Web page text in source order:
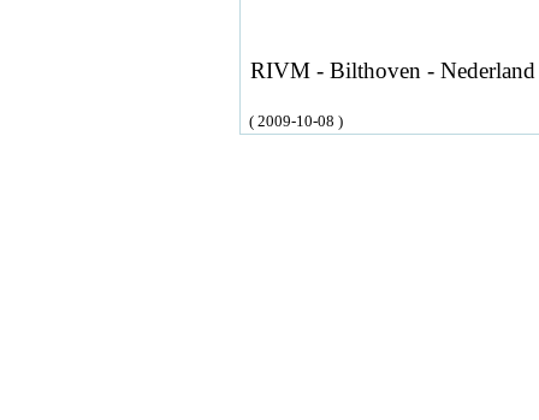
RIVM - Bilthoven -
( 2009-10-08 )